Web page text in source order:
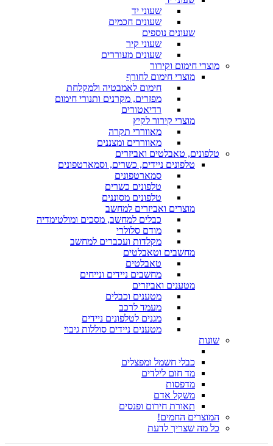
שעוני יד
שעונים חכמים
שעונים נוספים
שעוני קיר
שעונים מעוררים
מוצרי חימום וקירור
מוצרי חימום לחורף
חימום לאמבטיה ולמקלחת
מפזרים, מקרנים ותנורי חימום
רדיאטורים
מוצרי קירור לקיץ
מאווררי תקרה
מאווררים ומצננים
טלפונים, טאבלטים ואביזרים
טלפונים ניידים, כשרים, וסמארטפונים
סמארטפונים
טלפונים כשרים
טלפונים מסוננים
מוצרים ואביזרים למחשב
כבלים למחשב, מסכים ומולטימדיה
מודם סלולרי
מקלדות ועכברים למחשב
מחשבים וטאבלטים
טאבלטים
מחשבים ניידים ונייחים
מטענים ואביזרים
מטענים וכבלים
מעמד לרכב
מגנים לטלפונים ניידים
מטענים ניידים סוללות גיבוי
שונות
כבלי חשמל ומפצלים
מד חום לילדים
מדפסות
משקל אדם
תאורת חירום ופנסים
המוצרים החמים!
כל מה שצריך לדעת